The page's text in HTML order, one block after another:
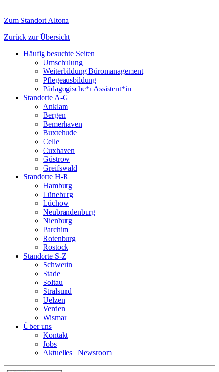
Zum Standort Altona
Zurück zur Übersicht
Häufig besuchte Seiten
Umschulung
Weiterbildung Büromanagement
Pflegeausbildung
Pädagogische*r Assistent*in
Standorte A-G
Anklam
Bergen
Bemerhaven
Buxtehude
Celle
Cuxhaven
Güstrow
Greifswald
Standorte H-R
Hamburg
Lüneburg
Lüchow
Neubrandenburg
Nienburg
Parchim
Rotenburg
Rostock
Standorte S-Z
Schwerin
Stade
Soltau
Stralsund
Uelzen
Verden
Wismar
Über uns
Kontakt
Jobs
Aktuelles | Newsroom